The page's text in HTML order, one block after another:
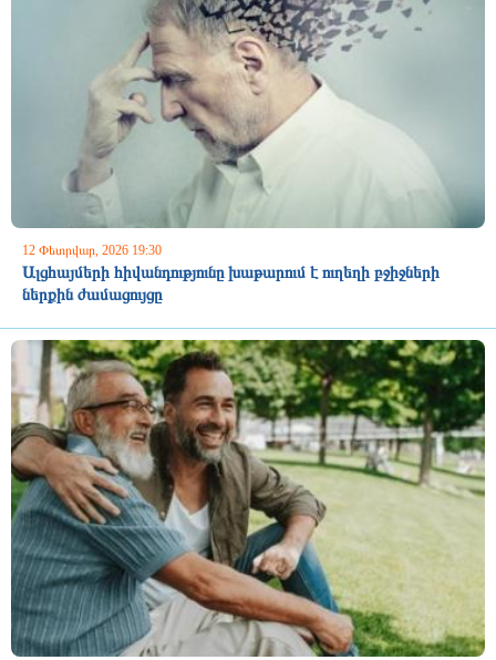
12 Փետրվար, 2026 19:30
Ալցհայմերի հիվանդությունը խաթարում է ուղեղի բջիջների
ներքին ժամացույցը